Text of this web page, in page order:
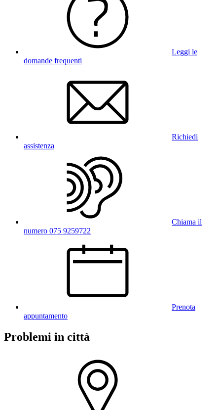
Leggi le
domande frequenti
Richiedi
assistenza
Chiama il
numero 075 9259722
Prenota
appuntamento
Problemi in città